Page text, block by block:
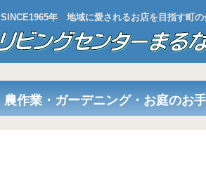
SINCE1965年 地域に愛されるお店を目指す町の
農作業・ガーデニング・お庭のお